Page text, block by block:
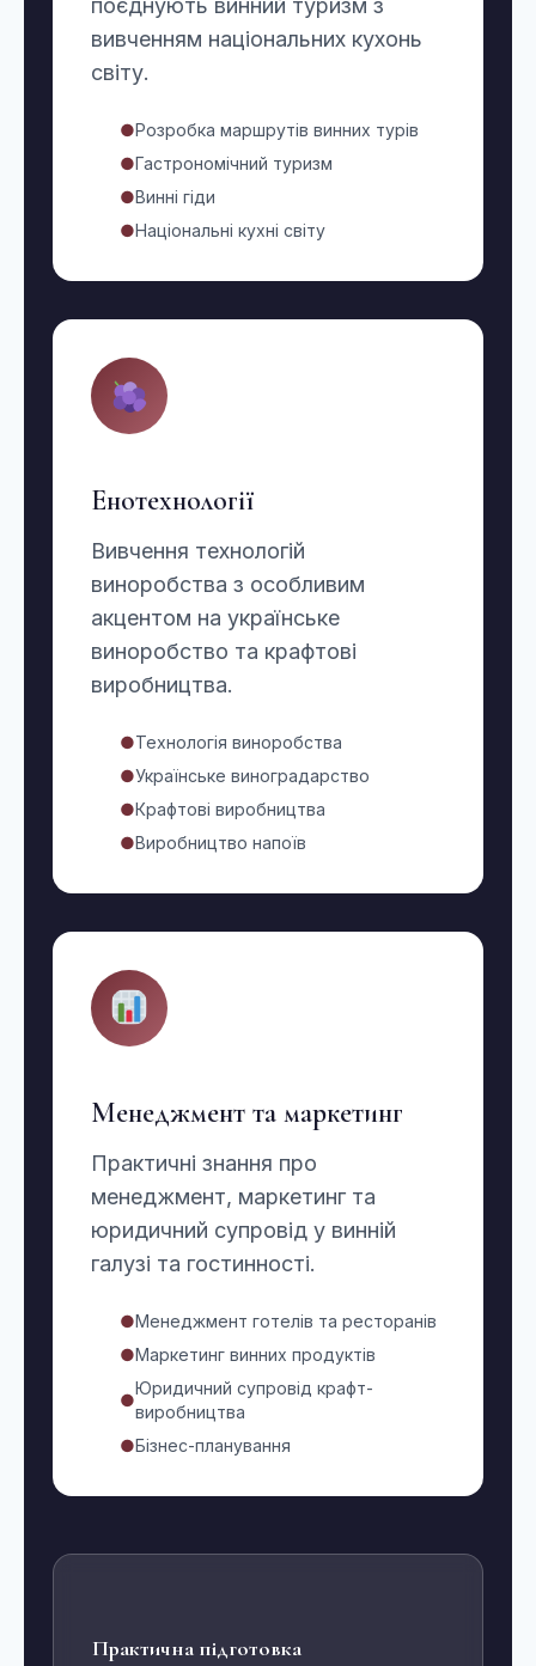
поєднують винний туризм з
вивченням національних кухонь
світу.
●Розробка маршрутів винних турів
●Гастрономічний туризм
●Винні гіди
●Національні кухні світу
Енотехнології
Вивчення технологій
виноробства з особливим
акцентом на українське
виноробство та крафтові
виробництва.
●Технологія виноробства
●Українське виноградарство
●Крафтові виробництва
●Виробництво напоїв
Менеджмент та маркетинг
Практичні знання про
менеджмент, маркетинг та
юридичний супровід у винній
галузі та гостинності.
●Менеджмент готелів та ресторанів
●Маркетинг винних продуктів
●
Юридичний супровід крафт-
виробництва
●Бізнес-планування
Практична підготовка